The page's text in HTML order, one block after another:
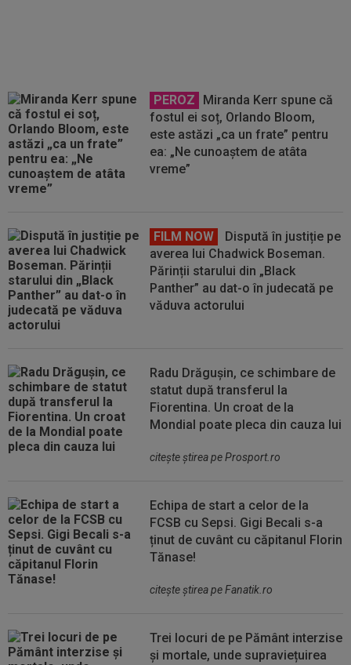
PEROZ
Miranda Kerr spune că
fostul ei soț, Orlando Bloom,
este astăzi „ca un frate” pentru
ea: „Ne cunoaștem de atâta
vreme”
FILM NOW
Dispută în justiție pe
averea lui Chadwick Boseman.
Părinții starului din „Black
Panther” au dat-o în judecată pe
văduva actorului
Radu Drăgușin, ce schimbare de
statut după transferul la
Fiorentina. Un croat de la
Mondial poate pleca din cauza lui
citeşte ştirea pe Prosport.ro
Echipa de start a celor de la
FCSB cu Sepsi. Gigi Becali s-a
ținut de cuvânt cu căpitanul Florin
Tănase!
citeşte ştirea pe Fanatik.ro
Trei locuri de pe Pământ interzise
și mortale, unde supraviețuirea